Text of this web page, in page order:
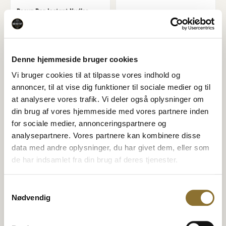
Denne hjemmeside bruger cookies
Vi bruger cookies til at tilpasse vores indhold og
annoncer, til at vise dig funktioner til sociale medier og til
at analysere vores trafik. Vi deler også oplysninger om
din brug af vores hjemmeside med vores partnere inden
for sociale medier, annonceringspartnere og
analysepartnere. Vores partnere kan kombinere disse
data med andre oplysninger, du har givet dem, eller som
de har indsamlet fra din brug af deres tjenester.
Nødvendig
Reeva Bag Instant Nudler
kylling, 5-pack
NUDLER MED KYLLINGSMAG
− +
TILFØJ TIL KURV
−
TILFØJ TIL KURV
Taste of Nature Kikærter
9,95kr. • 400 gram
− +
TILFØJ TIL KURV
Mia Lykke Himalaya Salt
krydderi
29,95kr. • 130 gram
− +
TILFØJ TIL KURV